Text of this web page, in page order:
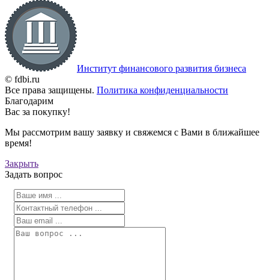
Институт финансового развития бизнеса
© fdbi.ru
Все права защищены. Политика конфиденциальности
Благодарим
Вас за покупку!
Мы рассмотрим вашу заявку и свяжемся с Вами в ближайшее
время!
Закрыть
Задать вопрос